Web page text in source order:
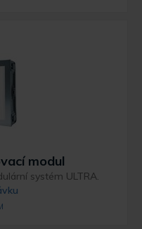
modul
systém ULTRA.